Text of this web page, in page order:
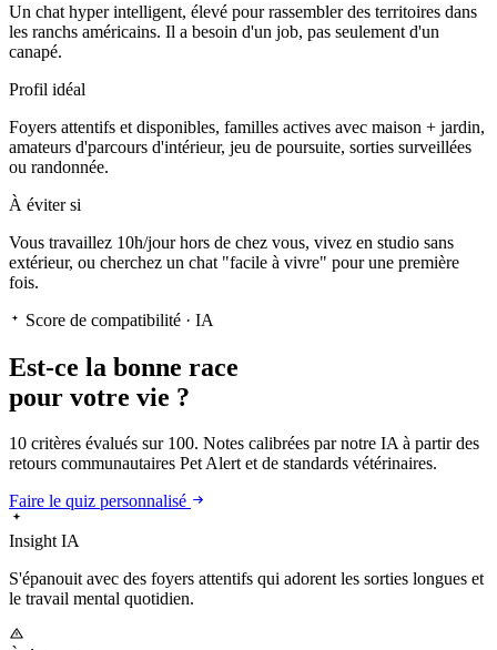
Un chat hyper intelligent, élevé pour rassembler des territoires dans
les ranchs américains. Il a besoin d'un job, pas seulement d'un
canapé.
Profil idéal
Foyers attentifs et disponibles, familles actives avec maison + jardin,
amateurs d'parcours d'intérieur, jeu de poursuite, sorties surveillées
ou randonnée.
À éviter si
Vous travaillez 10h/jour hors de chez vous, vivez en studio sans
extérieur, ou cherchez un chat "facile à vivre" pour une première
fois.
Score de compatibilité · IA
Est-ce la bonne race
pour votre vie ?
10 critères évalués sur 100. Notes calibrées par notre IA à partir des
retours communautaires Pet Alert et de standards vétérinaires.
Faire le quiz personnalisé
Insight IA
S'épanouitavec des foyers attentifs qui adorent les sorties longues et
le travail mental quotidien.